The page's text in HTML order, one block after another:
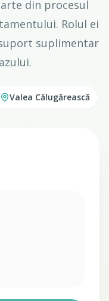
din procesul
Rolul ei
suplimentar
Valea Călugărească